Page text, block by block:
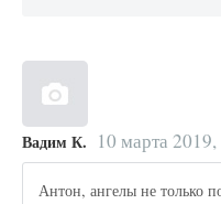
Вадим К. 10 марта
Антон, ангелы не только